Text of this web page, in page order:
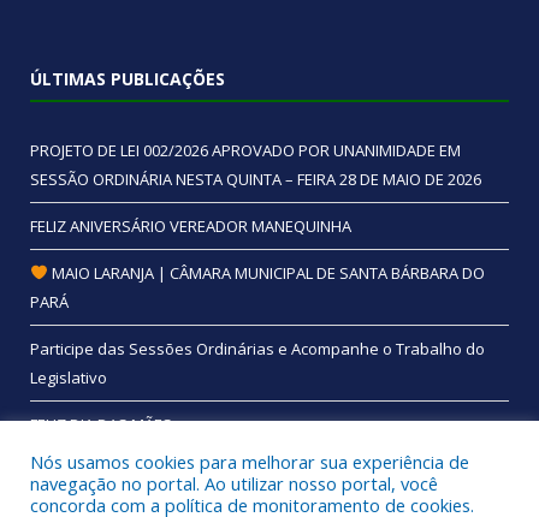
ÚLTIMAS PUBLICAÇÕES
PROJETO DE LEI 002/2026 APROVADO POR UNANIMIDADE EM
SESSÃO ORDINÁRIA NESTA QUINTA – FEIRA 28 DE MAIO DE 2026
FELIZ ANIVERSÁRIO VEREADOR MANEQUINHA
MAIO LARANJA | CÂMARA MUNICIPAL DE SANTA BÁRBARA DO
PARÁ
Participe das Sessões Ordinárias e Acompanhe o Trabalho do
Legislativo
FELIZ DIA DAS MÃES
Nós usamos cookies para melhorar sua experiência de
navegação no portal. Ao utilizar nosso portal, você
concorda com a política de monitoramento de cookies.